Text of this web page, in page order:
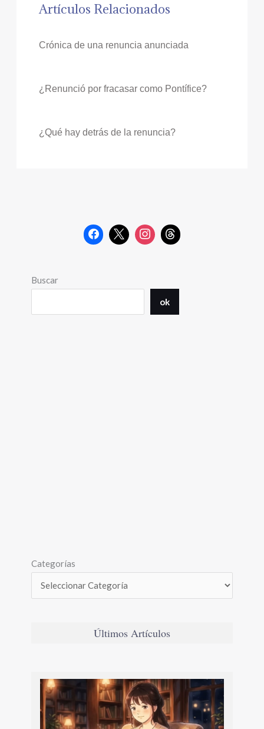
Artículos Relacionados
Crónica de una renuncia anunciada
¿Renunció por fracasar como Pontífice?
¿Qué hay detrás de la renuncia?
Buscar
ok
Categorías
Últimos Artículos